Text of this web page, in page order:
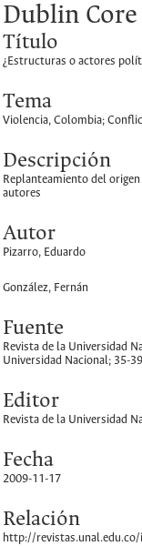
Dublin Core
Título
¿Estructuras o actores
Tema
Violencia, Colombia;
Descripción
Replanteamiento del
autores
Autor
Pizarro, Eduardo
González, Fernán
Fuente
Revista de la Universidad
Universidad Nacional; 35-39
Editor
Revista de la Universidad
Fecha
2009-11-17
Relación
http://